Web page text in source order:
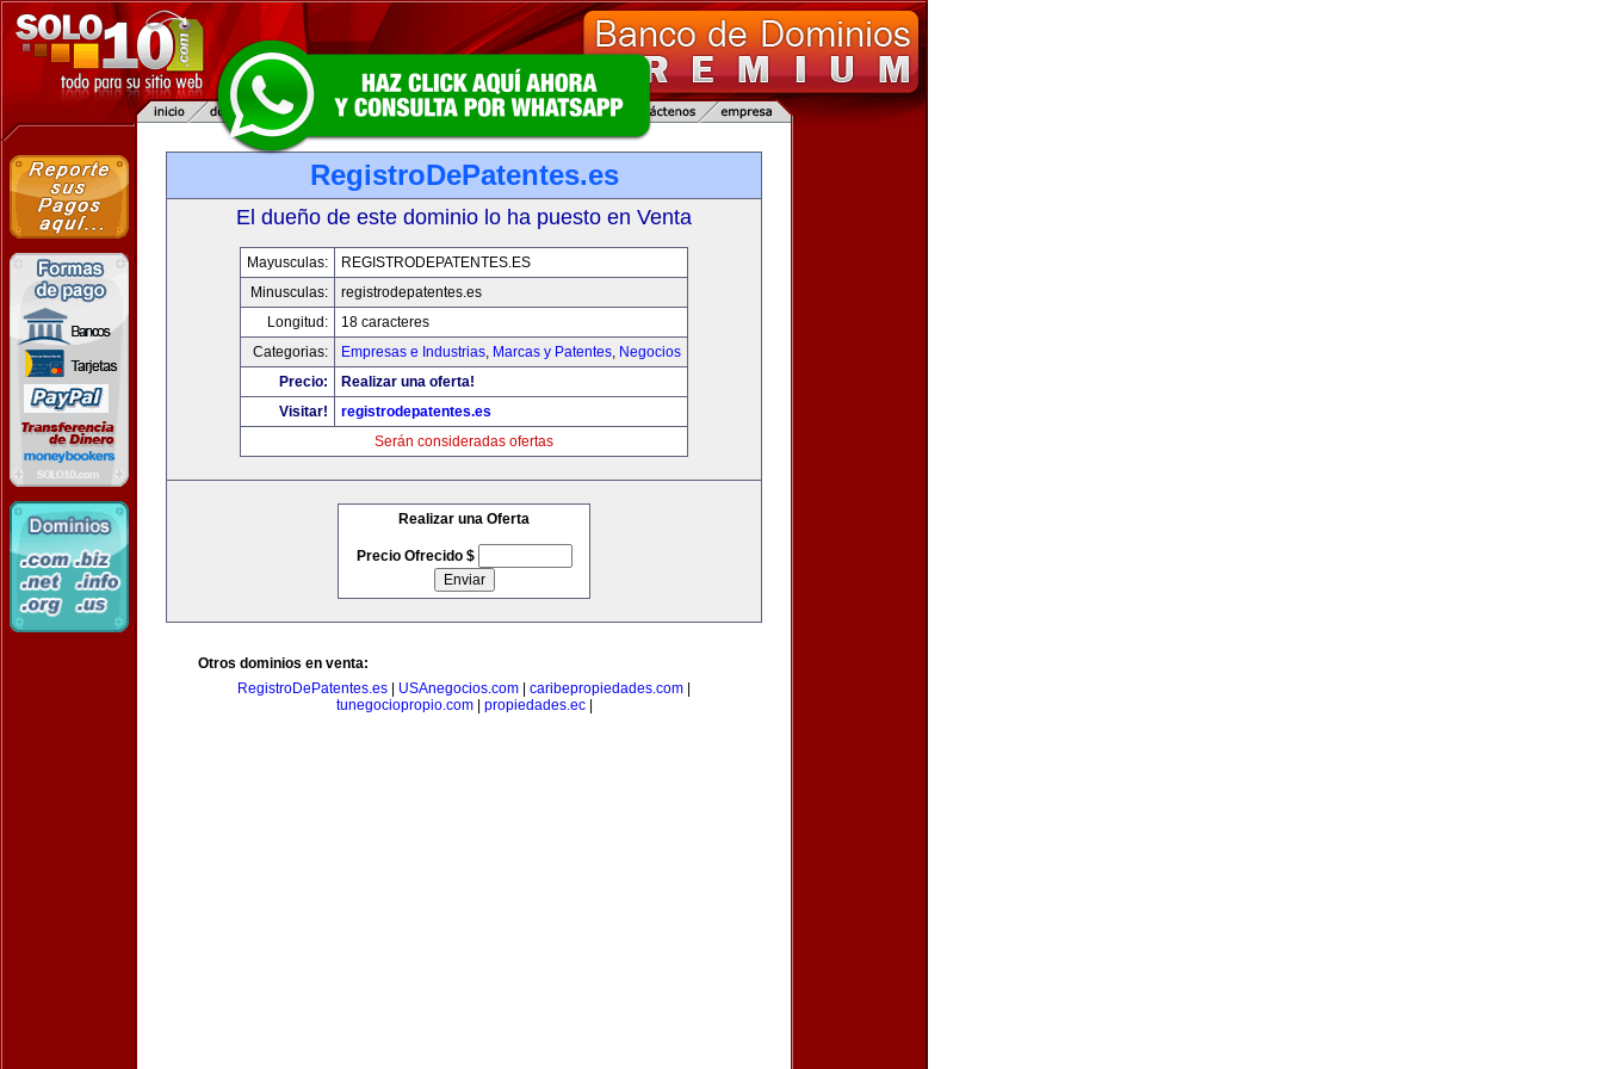
RegistroDePatentes.es
El dueño de este dominio lo ha puesto en Venta
Mayusculas:
REGISTRODEPATENTES.ES
Minusculas:
registrodepatentes.es
Longitud:
18 caracteres
Categorias:
Empresas e Industrias, Marcas y Patentes, Negocios
Precio:
Realizar una oferta!
Visitar!
registrodepatentes.es
Serán consideradas ofertas
Realizar una Oferta
Precio Ofrecido $
Otros dominios en venta:
RegistroDePatentes.es
USAnegocios.com caribepropiedades.com
tunegociopropio.com| propiedades.ec|